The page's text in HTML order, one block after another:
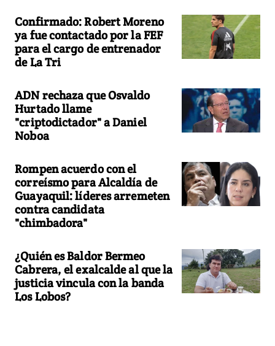
Confirmado: Robert Moreno
ya fue contactado por la FEF
para el cargo de entrenador
de La Tri
ADN rechaza que Osvaldo
Hurtado llame
"criptodictador" a Daniel
Noboa
Rompen acuerdo con el
correísmo para Alcaldía de
Guayaquil: líderes arremeten
contra candidata
"chimbadora"
¿Quién es Baldor Bermeo
Cabrera, el exalcalde al que la
justicia vincula con la banda
Los Lobos?